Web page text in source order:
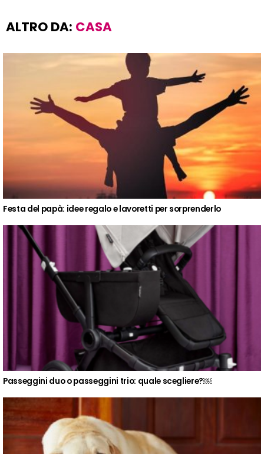
ALTRO DA: CASA
Festa del papà: idee regalo e lavoretti per sorprenderlo
Passeggini duo o passeggini trio: quale scegliere?￼